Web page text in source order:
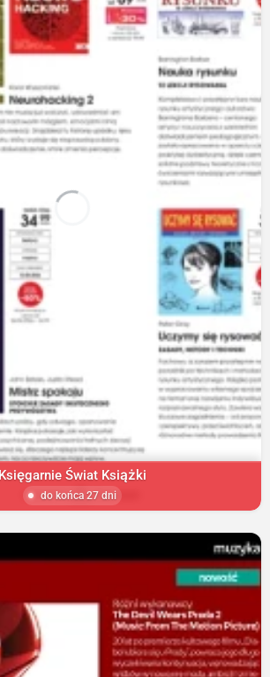
Księgarnie Świat Książki
do końca 27 dni